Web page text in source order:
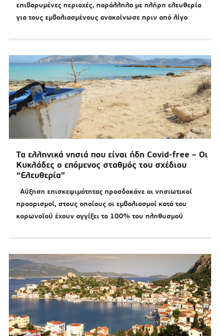
επιβαρυμένες περιοχές, παράλληλα με πλήρη ελευθερία
για τους εμβολιασμένους ανακοίνωσε πριν από λίγο
Τα ελληνικά νησιά που είναι ήδη Covid-free – Οι
Κυκλάδες ο επόμενος σταθμός του σχέδιου
“Ελευθερία”
Αύξηση επισκεψιμότητας προσδοκάνε οι νησιωτικοί
προορισμοί, στους οποίους οι εμβολιασμοί κατά του
κορωνοϊού έχουν αγγίξει το 100% του πληθυσμού